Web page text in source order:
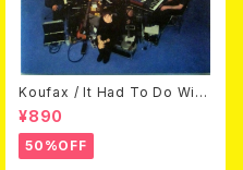
Koufax / It Had To Do With
Love (CD)
¥890
50%OFF